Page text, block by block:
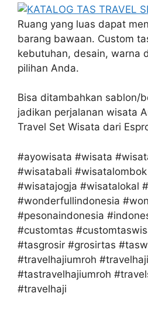
Ruang yang luas dapat
barang bawaan. Custom
kebutuhan, desain, warna
pilihan Anda.
Bisa ditambahkan sablon/
jadikan perjalanan wisata
Travel Set Wisata dari
#ayowisata #wisata
#wisatabali
#wisatajogja #wisatalokal
#wonderfullindonesia
#pesonaindonesia
#customtas
#tasgrosir #grosirtas
#travelhajiumroh
#tastravelhajiumroh
#travelhaji